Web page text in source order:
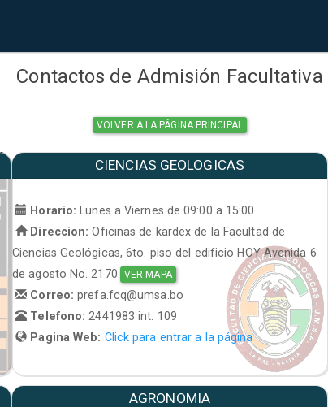
Contactos de Admisión Facultativa
VOLVER A LA PÁGINA PRINCIPAL
CIENCIAS GEOLOGICAS
Horario:
Lunes a Viernes de 09:00 a 15:00
Direccion: Oficinas de kardex de la Facultad de
Ciencias Geológicas, 6to. piso del edificio HOY Avenida 6
de agosto No. 2170.
VER MAPA
Correo:prefa.fcq@umsa.bo
Telefono: 2441983 int. 109
Pagina Web: Click para entrar a la página
AGRONOMIA